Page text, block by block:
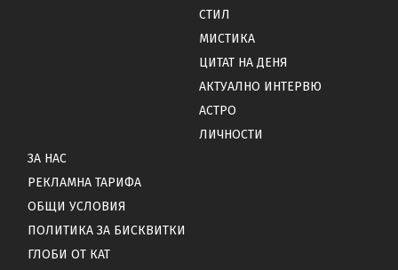
СТИЛ
МИСТИКА
ЦИТАТ НА ДЕНЯ
АКТУАЛНО ИНТЕРВЮ
АСТРО
ЛИЧНОСТИ
ЗА НАС
РЕКЛАМНА ТАРИФА
ОБЩИ УСЛОВИЯ
ПОЛИТИКА ЗА БИСКВИТКИ
ГЛОБИ ОТ КАТ